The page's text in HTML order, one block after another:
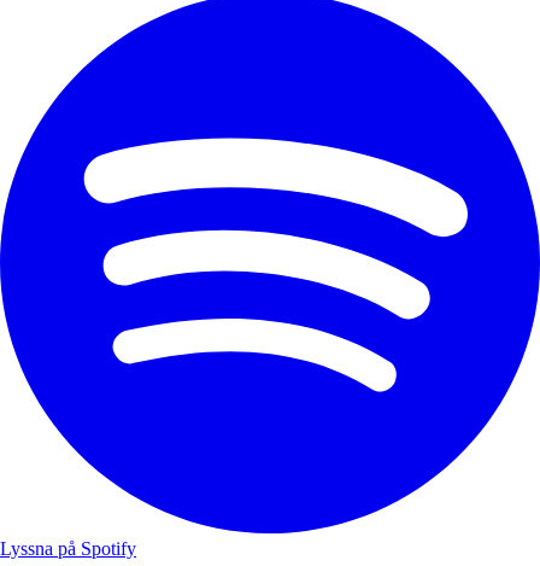
Lyssna på Spotify